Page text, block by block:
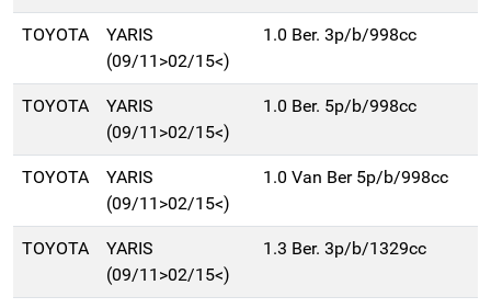
TOYOTA
YARIS
(09/11>02/15<)
1.0 Ber. 3p/b/998cc
TOYOTA
YARIS
(09/11>02/15<)
1.0 Ber. 5p/b/998cc
TOYOTA
YARIS
(09/11>02/15<)
1.0 Van Ber 5p/b/998cc
TOYOTA
YARIS
(09/11>02/15<)
1.3 Ber. 3p/b/1329cc